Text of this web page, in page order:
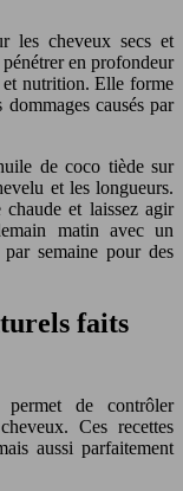
les cheveux secs et
en profondeur
nutrition. Elle forme
causés par
de coco tiède sur
et les longueurs.
et laissez agir
matin avec un
semaine pour des
faits
permet de contrôler
Ces recettes
aussi parfaitement